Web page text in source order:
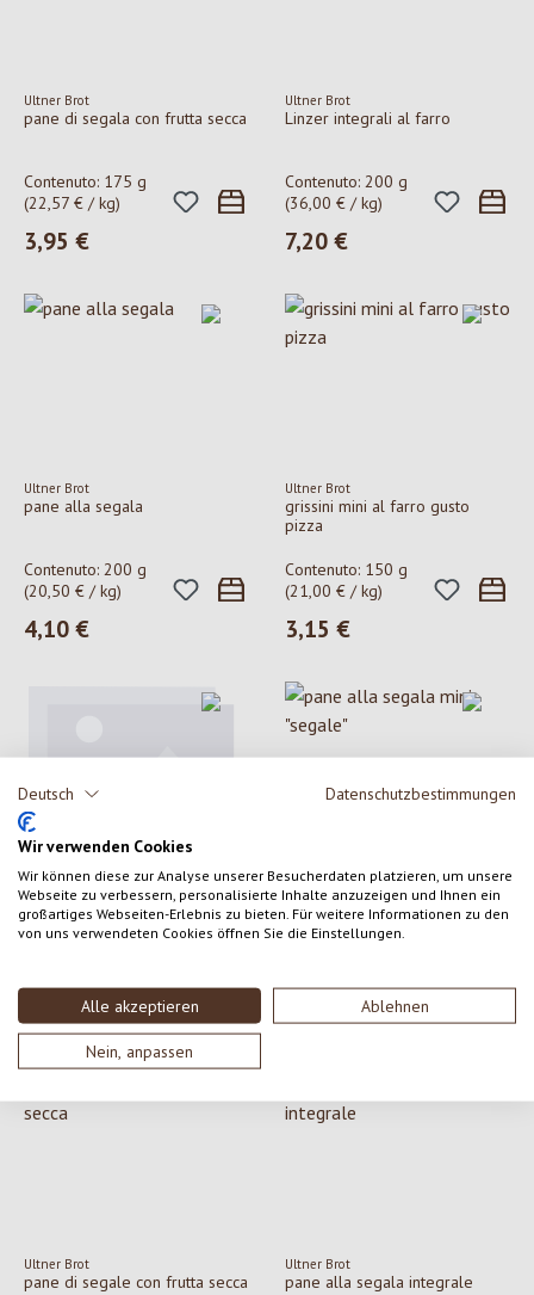
Deutsch Datenschutzbestimmungen
Wir verwenden Cookies
Wir können diese zur Analyse unserer Besucherdaten platzieren, um unsere
Webseite zu verbessern, personalisierte Inhalte anzuzeigen und Ihnen ein
großartiges Webseiten-Erlebnis zu bieten. Für weitere Informationen zu den
von uns verwendeten Cookies öffnen Sie die Einstellungen.
Alle akzeptieren Ablehnen
Nein, anpassen
Ultner Brot
pane di segala con frutta secca
Contenuto: 175 g
(22,57 € / kg)
Prezzo normale:
3,95 €
Ultner Brot
Linzer integrali al farro
Contenuto: 200 g
(36,00 € / kg)
Prezzo normale:
7,20 €
Ultner Brot
pane alla segala
Contenuto: 200 g
(20,50 € / kg)
Prezzo normale:
4,10 €
Ultner Brot
grissini mini al farro gusto
pizza
Contenuto: 150 g
(21,00 € / kg)
Prezzo normale:
3,15 €
Ultner Brot
PF pane senza glutine al grano
saraceno
Prezzo normale:
4,50 €
Ultner Brot
pane alla segala mini "segale"
Prezzo normale:
3,50 €
Ultner Brot
pane di segale con frutta secca
Ultner Brot
pane alla segala integrale